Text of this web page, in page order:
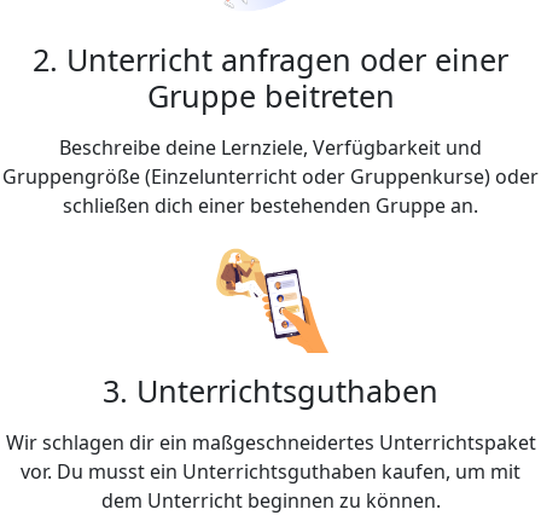
2. Unterricht anfragen oder einer
Gruppe beitreten
Beschreibe deine Lernziele, Verfügbarkeit und
Gruppengröße (Einzelunterricht oder Gruppenkurse) oder
schließen dich einer bestehenden Gruppe an.
3. Unterrichtsguthaben
Wir schlagen dir ein maßgeschneidertes Unterrichtspaket
vor. Du musst ein Unterrichtsguthaben kaufen, um mit
dem Unterricht beginnen zu können.